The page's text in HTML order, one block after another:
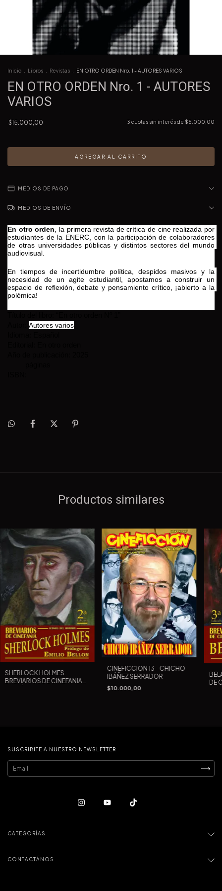
Inicio Libros Revistas EN OTRO ORDEN Nro. 1 - AUTORES VARIOS
EN OTRO ORDEN Nro. 1 - AUTORES
VARIOS
$15.000,00 3 cuotas sin interés de $5.000,00
MEDIOS DE PAGO
MEDIOS DE ENVÍO
En otro orden , la primera revista de crítica de cine realizada por
estudiantes de la ENERC, con la participación de colaboradores
de otras universidades públicas y distintos sectores del mundo
audiovisual.
En tiempos de incertidumbre política, despidos masivos y la
necesidad de un agite estudiantil, apostamos a construir un
espacio de reflexión, debate y pensamiento crítico, ¡abierto a la
polémica!
Autores varios
Productos similares
SHERLOCK HOLMES:
BREVIARIOS DE CINEFANIA 9
CINEFICCIÓN 13 - CHICHO
IBÁÑEZ SERRADOR
$10.000,00
DE
SUSCRIBITE A NUESTRO NEWSLETTER
CATEGORÍAS
CONTACTÁNOS